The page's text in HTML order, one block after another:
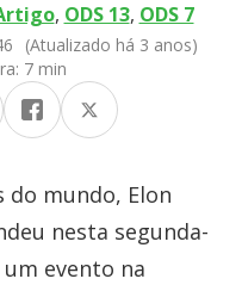
, ODS 13, ODS 7
(Atualizado há 3 anos)
7 min
do mundo, Elon
nesta segunda-
evento na